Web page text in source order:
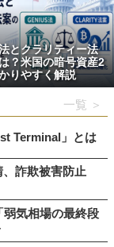
とクラリティー法
？米国の暗号資産2
りやすく解説
一覧 ＞
Terminal」とは
詐欺被害防止
弱気相場の最終段